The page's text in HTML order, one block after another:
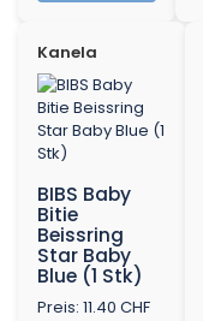
Kanela
BIBS Baby
Bitie
Beissring
Star Baby
Blue (1 Stk)
Preis: 11.40 CHF